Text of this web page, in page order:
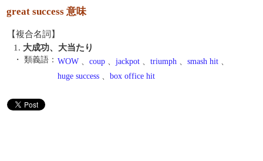
great success 意味
【複合名詞】
1. 大成功、大当たり
・ 類義語： WOW 、 coup 、 jackpot 、 triumph 、 smash hit 、
huge success 、 box office hit